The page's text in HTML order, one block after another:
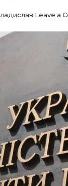
Leave a